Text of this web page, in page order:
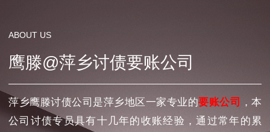
ABOUT US
鹰滕@萍乡讨债要账公司
萍乡鹰滕讨债公司是萍乡地区一家专业的要账公司
，本
公司讨债专员具有十几年的收账经验，通过常年的累